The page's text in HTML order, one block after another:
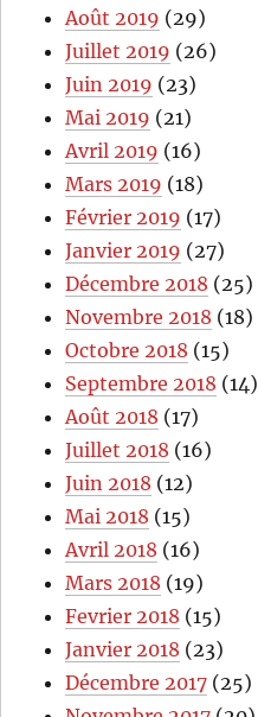
Août 2019 (29)
Juillet 2019 (26)
Juin 2019 (23)
Mai 2019 (21)
Avril 2019 (16)
Mars 2019 (18)
Février 2019 (17)
Janvier 2019 (27)
Décembre 2018 (25)
Novembre 2018 (18)
Octobre 2018 (15)
Septembre 2018 (14)
Août 2018 (17)
Juillet 2018 (16)
Juin 2018 (12)
Mai 2018 (15)
Avril 2018 (16)
Mars 2018 (19)
Fevrier 2018 (15)
Janvier 2018 (23)
Décembre 2017 (25)